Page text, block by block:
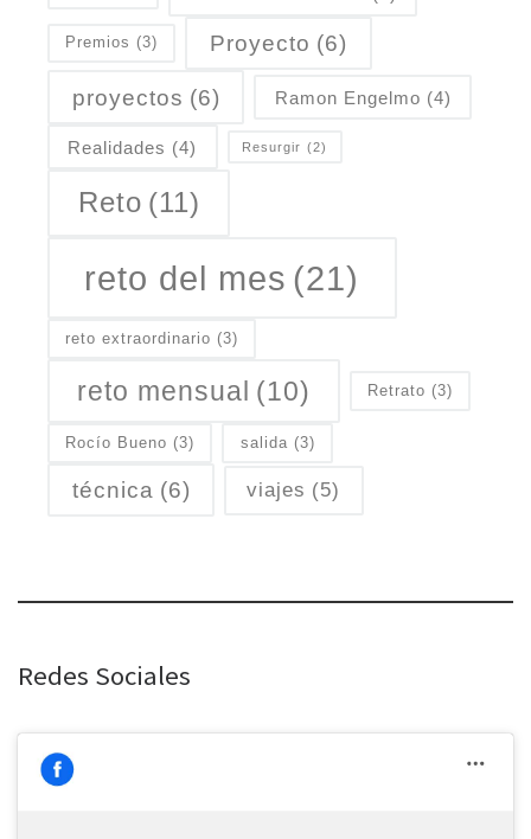
Premios (3) Proyecto (6)
proyectos (6) Ramon Engelmo (4)
Realidades (4) Resurgir (2)
Reto (11)
reto del mes (21)
reto extraordinario (3)
reto mensual (10) Retrato (3)
Rocío Bueno (3) salida (3)
técnica (6) viajes (5)
Redes Sociales